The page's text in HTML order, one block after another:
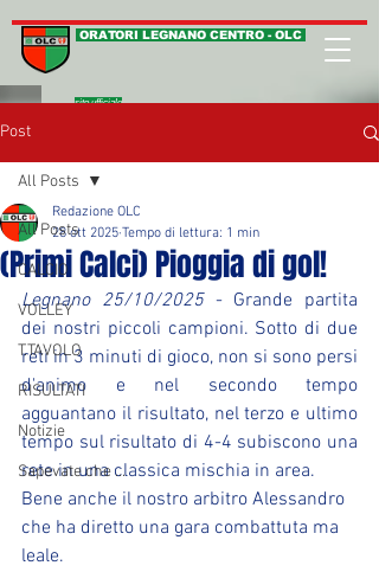
ORATORI LEGNANO CENTRO - OLC
sito ufficiale
Post
All Posts
CALCIO
VOLLEY
T.TAVOLO
RISULTATI
Notizie
Sapevate che ...
All Posts
(Primi Calci) Pioggia di gol!
Redazione OLC
28 ott 2025 Tempo di lettura: 1 min
Legnano 25/10/2025 - Grande partita
dei nostri piccoli campioni. Sotto di due
reti in 3 minuti di gioco, non si sono persi
d'animo e nel secondo tempo
agguantano il risultato, nel terzo e ultimo
tempo sul risultato di 4-4 subiscono una
rete in una classica mischia in area.
Bene anche il nostro arbitro Alessandro
che ha diretto una gara combattuta ma
leale.